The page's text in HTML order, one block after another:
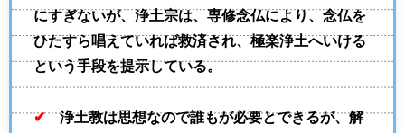
にすぎないが、浄土宗は、専修念仏により、念仏を
ひたすら唱えていれば救済され、極楽浄土へいける
という手段を提示している。
✔浄土教は思想なので誰もが必要とできるが、解